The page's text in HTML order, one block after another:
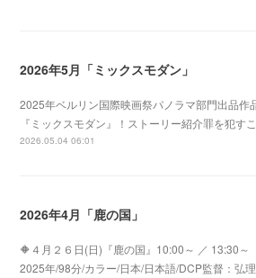
2026年5月「ミックスモダン」
2025年ベルリン国際映画祭パノラマ部門出品作
『ミックスモダン』！ストーリー紹介罪を犯す
2026.05.04 06:01
2026年4月「鹿の国」
🔶４月２６日(日)『鹿の国』10:00～ ／ 13:30～
2025年/98分/カラー/日本/日本語/DCP監督：弘理